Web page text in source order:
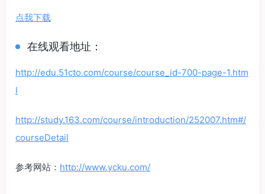
点我下载
在线观看地址：
http://edu.51cto.com/course/course_id-700-page-1.htm
l
http://study.163.com/course/introduction/252007.htm#/
courseDetail
参考网站： http://www.ycku.com/